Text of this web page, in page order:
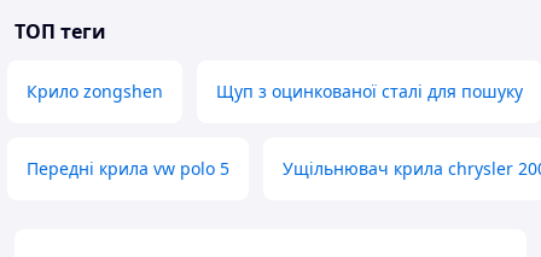
ТОП теги
Крило zongshen Щуп з оцинкованої сталі для пошуку
Передні крила vw polo 5 Ущільнювач крила chrysler